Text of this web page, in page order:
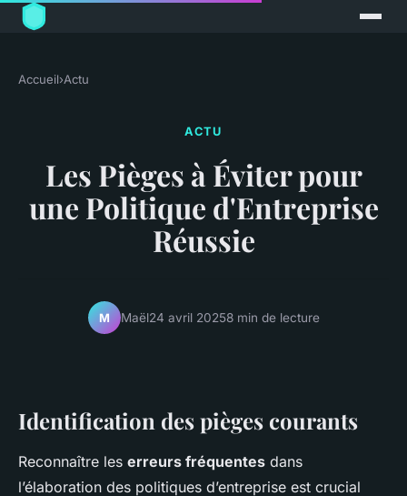
Accueil›Actu
ACTU
Les Pièges à Éviter pour
une Politique d'Entreprise
Réussie
M Maël24 avril 20258 min de lecture
Identification des pièges courants
Reconnaître les erreurs fréquentes dans
l’élaboration des politiques d’entreprise est crucial